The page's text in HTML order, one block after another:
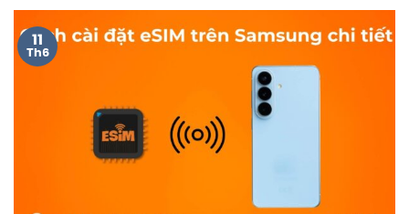
11
Th6